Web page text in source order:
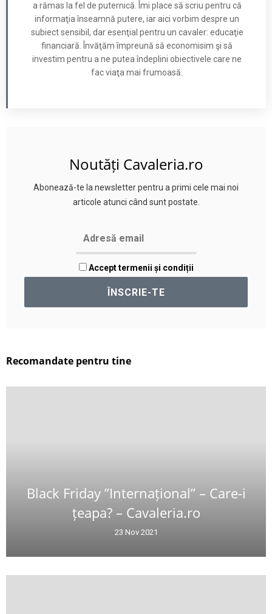
a rămas la fel de puternică. Îmi place să scriu pentru că
informaţia înseamnă putere, iar aici vorbim despre un
subiect sensibil, dar esenţial pentru un cavaler: educaţie
financiară. Învăţăm împreună să economisim şi să
investim pentru a ne putea îndeplini obiectivele care ne
fac viaţa mai frumoasă.
Noutăți Cavaleria.ro
Abonează-te la newsletter pentru a primi cele mai noi
articole atunci când sunt postate.
Accept termenii și condiții
Recomandate pentru tine
Black Friday ”Internațional” – Care-i
țeapa? – Cavaleria.ro
23 Nov 2021